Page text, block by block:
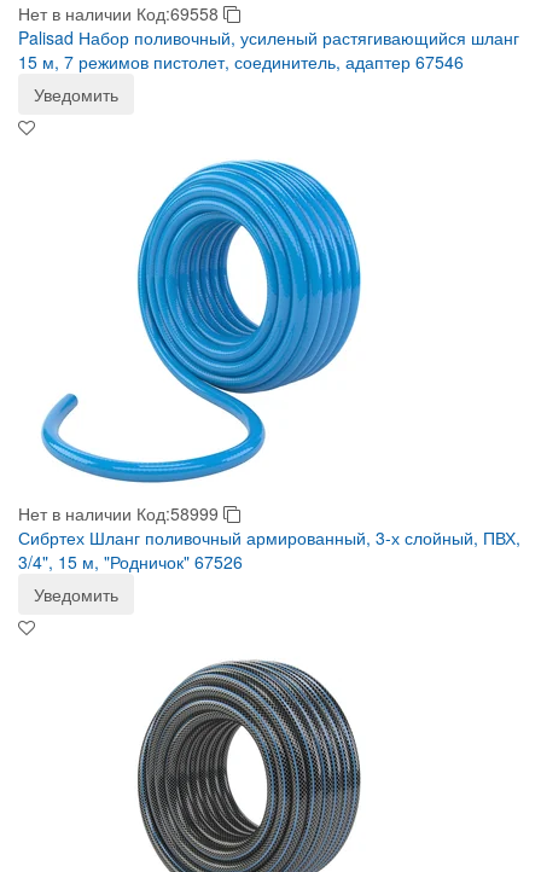
Нет в наличии Код:69558
Palisad Набор поливочный, усиленый растягивающийся шланг
15 м, 7 режимов пистолет, соединитель, адаптер 67546
Уведомить
Нет в наличии Код:58999
Сибртех Шланг поливочный армированный, 3-х слойный, ПВХ,
3/4", 15 м, "Родничок" 67526
Уведомить